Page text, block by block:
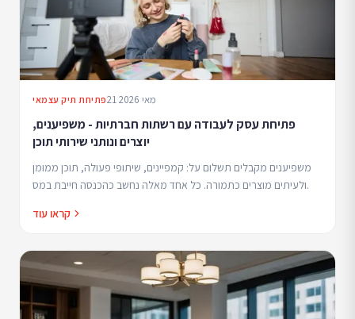
פתיחת תיק עצמאי 21 מאי 2026
פתיחת עסק לעבודה עם רשתות חברתיות - משפיענים,
יוצרים ונותני שירותי תוכן
משפיענים מקבלים תשלום על: קמפיינים, שיתופי פעולה, תוכן ממומן
ולעיתים מוצרים כתמורה. כל אחד מאלה נחשב כהכנסה חייבת במס.
קראו עוד